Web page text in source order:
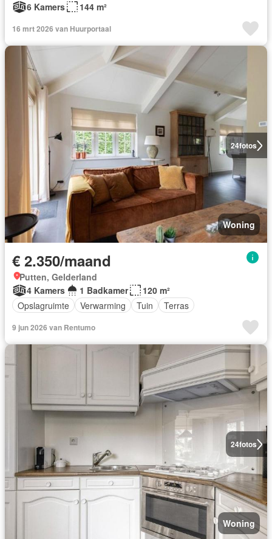
6 Kamers
144 m²
16 mrt 2026 van Huurportaal
24fotos
Woning
€ 2.350/maand
Putten, Gelderland
4 Kamers
1 Badkamer
120 m²
Opslagruimte
Verwarming Tuin Terras
9 jun 2026 van Rentumo
24fotos
Woning